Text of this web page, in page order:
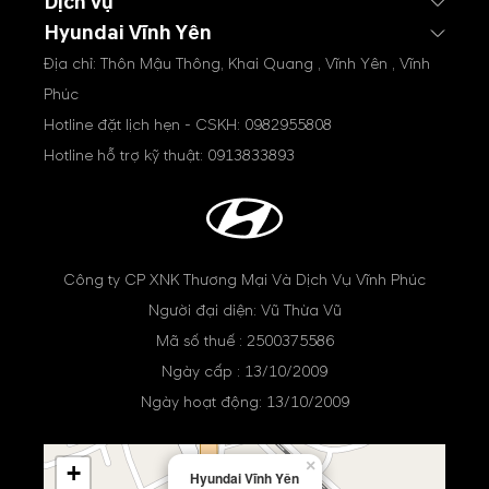
Hyundai Vĩnh Yên
Địa chỉ: Thôn Mậu Thông, Khai Quang , Vĩnh Yên , Vĩnh
Phúc
Hotline đặt lịch hẹn - CSKH: 0982955808
Hotline hỗ trợ kỹ thuật: 0913833893
Công ty CP XNK Thương Mại Và Dịch Vụ Vĩnh Phúc
Người đại diện: Vũ Thừa Vũ
Mã số thuế : 2500375586
Ngày cấp : 13/10/2009
Ngày hoạt động: 13/10/2009
Hyundai Vĩnh Yên
×
+